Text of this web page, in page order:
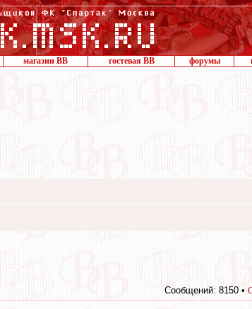
магазин ВВ гостевая ВВ форумы
Сообщений: 8150 •